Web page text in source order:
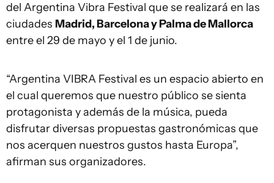
del Argentina Vibra Festival que se realizará en las
ciudades Madrid, Barcelona y Palma de Mallorca
entre el 29 de mayo y el 1 de junio.
“Argentina VIBRA Festival es un espacio abierto en
el cual queremos que nuestro público se sienta
protagonista y además de la música, pueda
disfrutar diversas propuestas gastronómicas que
nos acerquen nuestros gustos hasta Europa”,
afirman sus organizadores.